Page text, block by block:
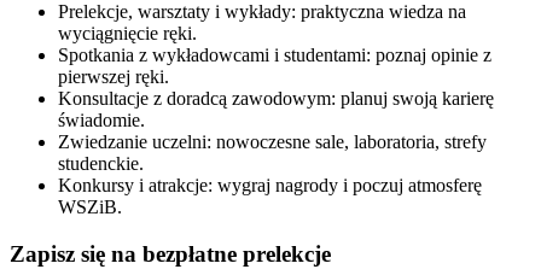
Prelekcje, warsztaty i wykłady: praktyczna wiedza na
wyciągnięcie ręki.
Spotkania z wykładowcami i studentami: poznaj opinie z
pierwszej ręki.
Konsultacje z doradcą zawodowym: planuj swoją karierę
świadomie.
Zwiedzanie uczelni: nowoczesne sale, laboratoria, strefy
studenckie.
Konkursy i atrakcje: wygraj nagrody i poczuj atmosferę
WSZiB.
Zapisz się na bezpłatne prelekcje